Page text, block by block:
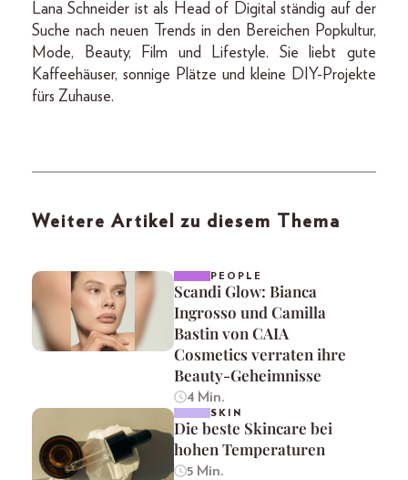
Lana Schneider ist als Head of Digital ständig auf der
Suche nach neuen Trends in den Bereichen Popkultur,
Mode, Beauty, Film und Lifestyle. Sie liebt gute
Kaffeehäuser, sonnige Plätze und kleine DIY-Projekte
fürs Zuhause.
Weitere Artikel zu diesem Thema
PEOPLE
Scandi Glow: Bianca
Ingrosso und Camilla
Bastin von CAIA
Cosmetics verraten ihre
Beauty-Geheimnisse
4 Min.
SKIN
Die beste Skincare bei
hohen Temperaturen
5 Min.